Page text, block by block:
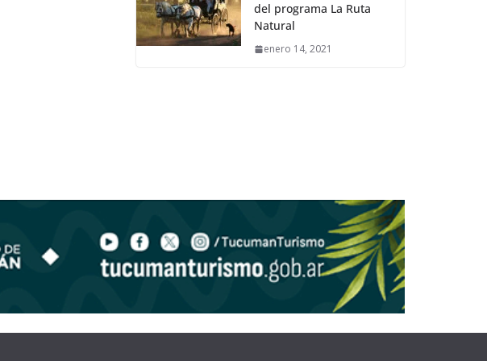
del programa La Ruta
Natural
enero 14, 2021